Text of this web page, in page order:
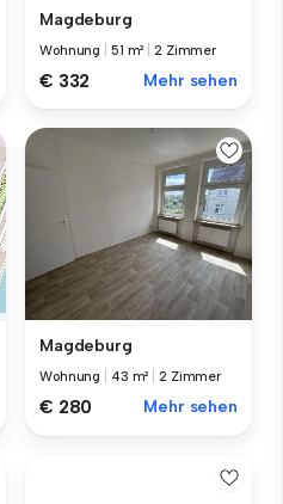
Magdeburg
Wohnung 51 m² |2 Zimmer
€ 332 Mehr sehen
Magdeburg
Wohnung 43 m² |2 Zimmer
€ 280 Mehr sehen